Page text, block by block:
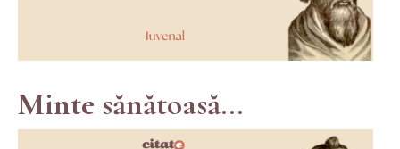
Minte sănătoasă...